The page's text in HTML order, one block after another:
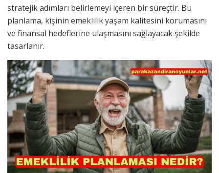
stratejik adımları belirlemeyi içeren bir süreçtir. Bu
planlama, kişinin emeklilik yaşam kalitesini korumasını
ve finansal hedeflerine ulaşmasını sağlayacak şekilde
tasarlanır.